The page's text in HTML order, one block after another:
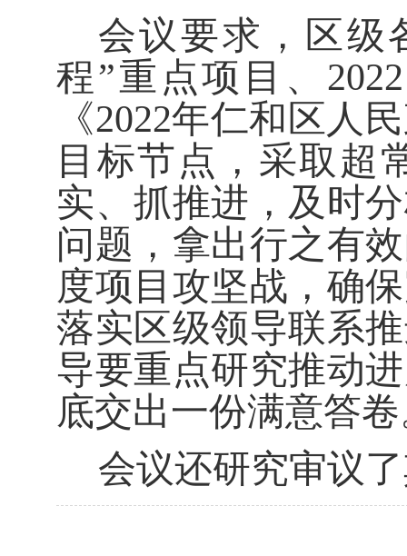
会议要求 ，
区级
程”重点项目、 2022
《2022年仁和区人
目标节点 ， 采取超
实、抓推进， 及时
问题， 拿出行之有
度项目 攻坚战，确
落实区级领导联系
导要重点研究推动
底交出一份满意答
会议还研究审议